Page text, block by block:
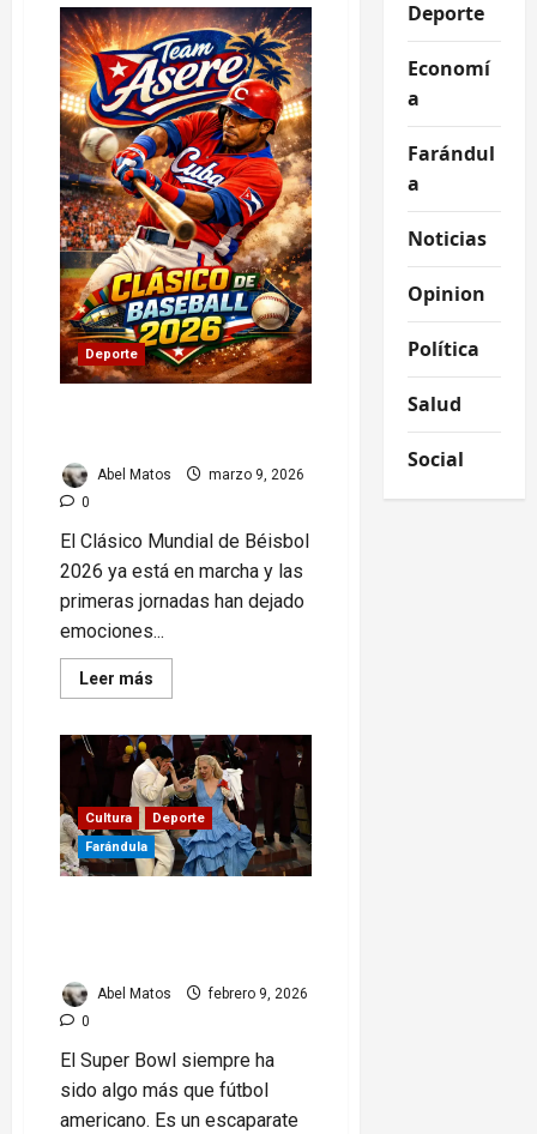
vs
Surinam:
remontada
que
ilusiona
rumbo
al
Mundial
2026
Deporte
Abel Matos
marzo 9, 2026
0
El Clásico Mundial de Béisbol
2026 ya está en marcha y las
primeras jornadas han dejado
emociones...
Leer más
more
Mundial
de
Béisbol
2026:
Cuba
arranca
fuerte
Cultura
Deporte
Farándula
Abel Matos
febrero 9, 2026
0
El Super Bowl siempre ha
sido algo más que fútbol
americano. Es un escaparate
Deporte
Economí
a
Farándul
a
Noticias
Opinion
Política
Salud
Social